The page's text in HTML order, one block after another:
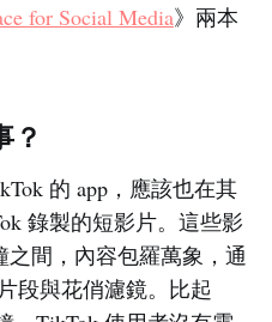
for Social Media》兩本
？
的 app，應該也在其
錄製的短影片。這些影
之間，內容包羅萬象，通
段與花俏濾鏡。比起